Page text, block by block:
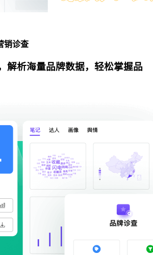
销诊查
解析海量品牌数据，轻松掌握品